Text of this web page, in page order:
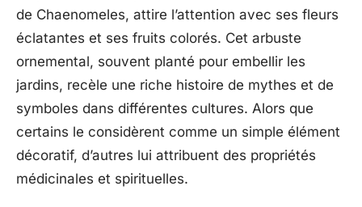
de Chaenomeles, attire l’attention avec ses fleurs
éclatantes et ses fruits colorés. Cet arbuste
ornemental, souvent planté pour embellir les
jardins, recèle une riche histoire de mythes et de
symboles dans différentes cultures. Alors que
certains le considèrent comme un simple élément
décoratif, d’autres lui attribuent des propriétés
médicinales et spirituelles.